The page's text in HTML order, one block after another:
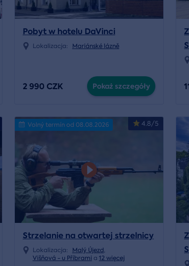
Pobyt w hotelu DaVinci
Lokalizacja: Mariánské lázně
2 990 CZK Pokaż szczegóły
4.8/5
Volný termín od 08.08.2026
Strzelanie na otwartej strzelnicy
Lokalizacja: Malý Újezd,
Višňová - u Příbrami a 12 więcej